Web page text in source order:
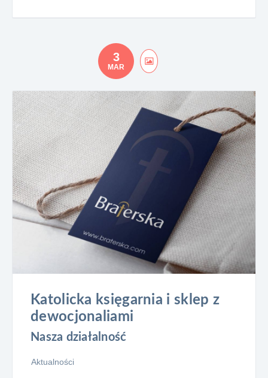
3
MAR
Katolicka księgarnia i sklep z
dewocjonaliami
Nasza działalność
Aktualności